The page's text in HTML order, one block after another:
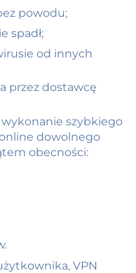
powodu;
spadł;
od innych
przez dostawcę
wykonanie szybkiego
dowolnego
obecności:
VPN